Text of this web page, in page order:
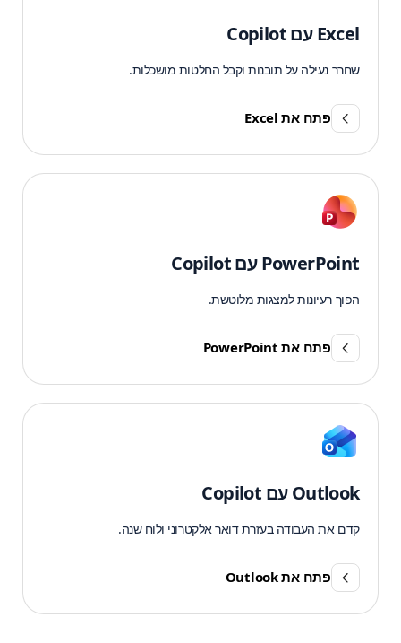
Excel עם Copilot
שחרר נעילה על תובנות וקבל החלטות מושכלות.
פתח את Excel
PowerPoint עם Copilot
הפוך רעיונות למצגות מלוטשת.
פתח את PowerPoint
Outlook עם Copilot
קדם את העבודה בעזרת דואר אלקטרוני ולוח שנה.
פתח את Outlook